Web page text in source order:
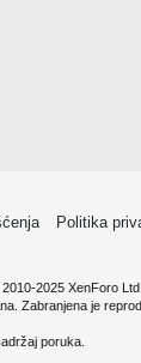
Politika
2025 XenForo Ltd.
Zabranjena je
poruka.